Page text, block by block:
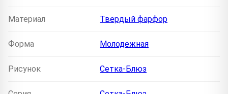
Материал Твердый фарфор
Форма Молодежная
Рисунок Сетка-Блюз